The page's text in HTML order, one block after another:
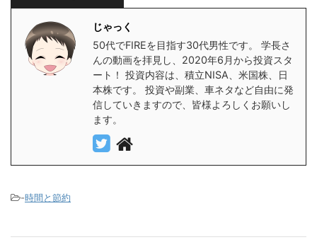
じゃっく
50代でFIREを目指す30代男性です。 学長さ
んの動画を拝見し、2020年6月から投資スタ
ート！ 投資内容は、積立NISA、米国株、日
本株です。 投資や副業、車ネタなど自由に発
信していきますので、皆様よろしくお願いし
ます。
-時間と節約